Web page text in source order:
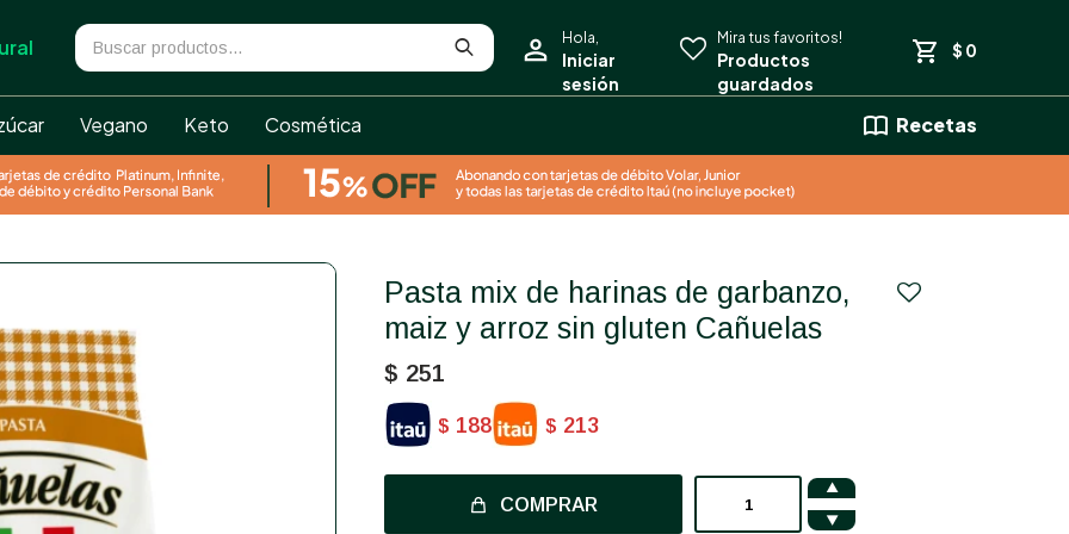
Vegano Keto Cosmética Recetas
$ 0
Pasta mix de harinas de garbanzo,
maiz y arroz sin gluten Cañuelas
$ 251
$ 188 $ 213
COMPRAR

